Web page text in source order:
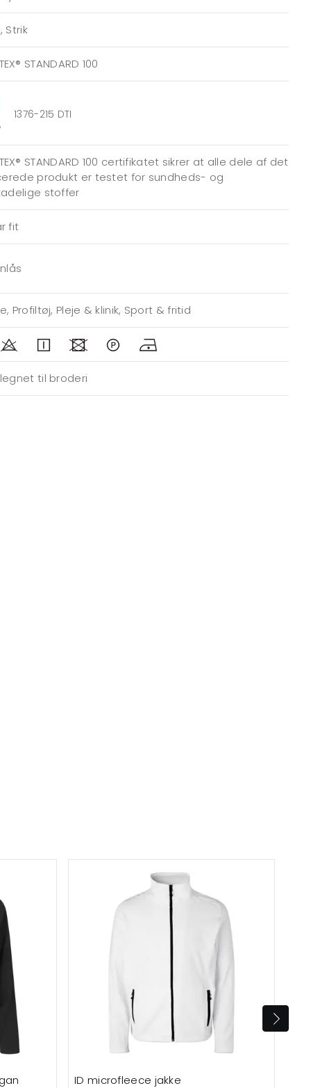
Strik
STANDARD 100
1376-215 DTI
STANDARD 100 certifikatet sikrer at alle dele af det
produkt er testet for sundheds- og
stoffer
fit
Profiltøj, Pleje & klinik, Sport & fritid
til broderi
ID microfleece jakke